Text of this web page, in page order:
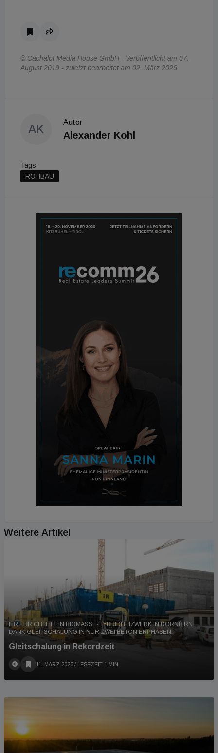
© Cachalot Media House GmbH - Veröffentlicht am 07.
August 2019 - zuletzt bearbeitet am 02. März 2026
AK
Autor
Alexander Kohl
Tags
ROHBAU
Weitere Artikel
I+R ERRICHTET EIN BIOMASSE-HYBRIDHEIZWERK IN DORNBIRN
DANK GLEITSCHALUNG IN NUR ZWEI BETONIERPHASEN.
Gleitschalung in Rekordzeit
11. MÄRZ 2026 / LESEZEIT 1 MIN